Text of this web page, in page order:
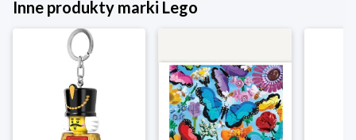
Inne produkty marki Lego